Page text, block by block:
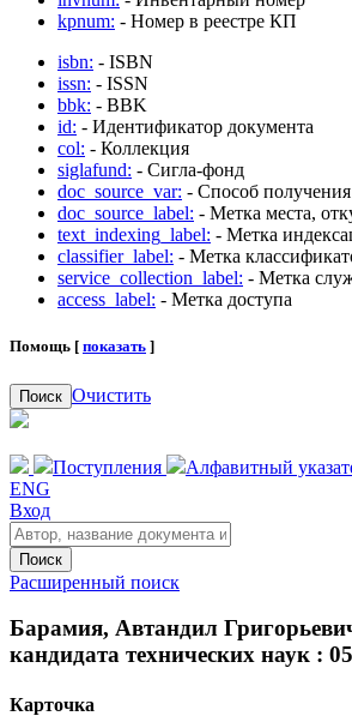
kpnum: - Номер в реестре КП
isbn: - ISBN
issn: - ISSN
bbk: - BBK
id: - Идентификатор документа
col: - Коллекция
siglafund: - Сигла-фонд
doc_source_var: - Способ
doc_source_label: - Метка места,
text_indexing_label: - Метка
classifier_label: - Метка
service_collection_label: - Метка
access_label: - Метка доступа
Помощь [ показать ]
Поиск Очистить
Поступления Алфавитный
ENG
Вход
Поиск
Расширенный поиск
Барамия, Автандил
кандидата технических наук :
Карточка